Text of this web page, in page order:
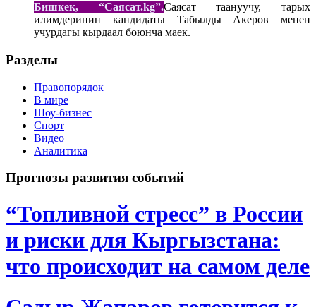
Бишкек, “Саясат.kg”.Саясат таануучу, тарых
илимдеринин кандидаты Табылды Акеров менен
учурдагы кырдаал боюнча маек.
Разделы
Правопорядок
В мире
Шоу-бизнес
Спорт
Видео
Аналитика
Прогнозы развития событий
“Топливной стресс” в России
и риски для Кыргызстана:
что происходит на самом деле